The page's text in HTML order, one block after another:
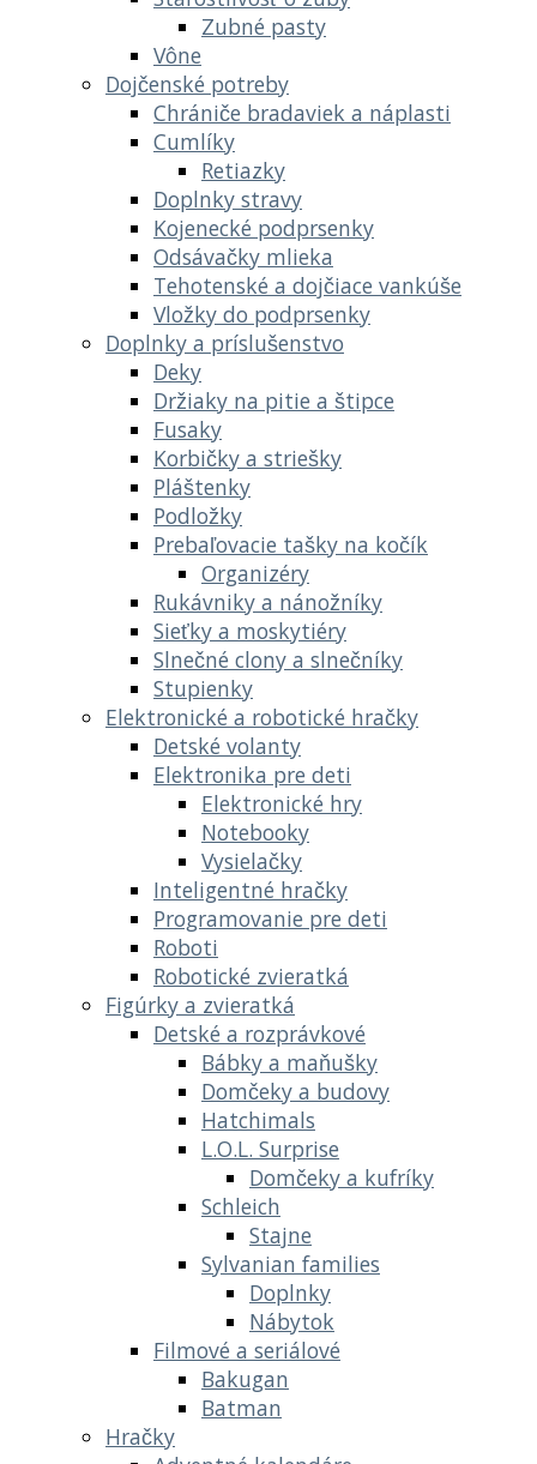
Zubné pasty
Vône
Dojčenské potreby
Chrániče bradaviek a náplasti
Cumlíky
Retiazky
Doplnky stravy
Kojenecké podprsenky
Odsávačky mlieka
Tehotenské a dojčiace vankúše
Vložky do podprsenky
Doplnky a príslušenstvo
Deky
Držiaky na pitie a štipce
Fusaky
Korbičky a striešky
Pláštenky
Podložky
Prebaľovacie tašky na kočík
Organizéry
Rukávniky a nánožníky
Sieťky a moskytiéry
Slnečné clony a slnečníky
Stupienky
Elektronické a robotické hračky
Detské volanty
Elektronika pre deti
Elektronické hry
Notebooky
Vysielačky
Inteligentné hračky
Programovanie pre deti
Roboti
Robotické zvieratká
Figúrky a zvieratká
Detské a rozprávkové
Bábky a maňušky
Domčeky a budovy
Hatchimals
L.O.L. Surprise
Domčeky a kufríky
Schleich
Stajne
Sylvanian families
Doplnky
Nábytok
Filmové a seriálové
Bakugan
Batman
Hračky